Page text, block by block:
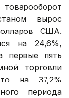
вырос
США.
на 24,6%,
первые пять
торговли
на 37,2%
периода